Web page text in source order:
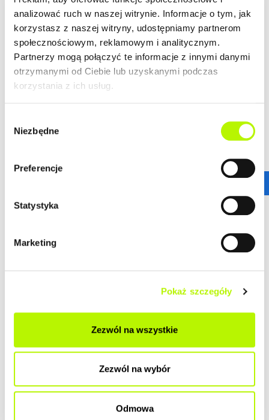
analizować ruch w naszej witrynie. Informacje o tym, jak
korzystasz z naszej witryny, udostępniamy partnerom
społecznościowym, reklamowym i analitycznym.
Partnerzy mogą połączyć te informacje z innymi danymi
otrzymanymi od Ciebie lub uzyskanymi podczas
korzystania z ich usług.
zgody
Niezbędne
Preferencje
Statystyka
Marketing
Pokaż szczegóły
Zezwól na wszystkie
Zezwól na wybór
Odmowa
LOKALIZACJA
Bella Dolina to nasze drugie, realizowane kompleksowo,
a zarazem całkowicie od podstaw osiedle w Rzeszowie.
Wyznacza ono nowe standardy w kreowaniu przestrzeni
gwarantuje wprost niesamowitą dostępność
ZALETY LOKALIZACJI
nowoczesne osiedle